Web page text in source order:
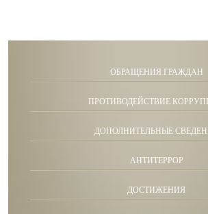
ОБРАЩЕНИЯ ГРАЖДАН
ПРОТИВОДЕЙСТВИЕ
ДОПОЛНИТЕЛЬНЫЕ
АНТИТЕРРОР
ДОСТИЖЕНИЯ